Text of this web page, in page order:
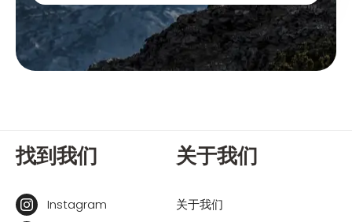
找到我们
Instagram
关于我们
关于我们